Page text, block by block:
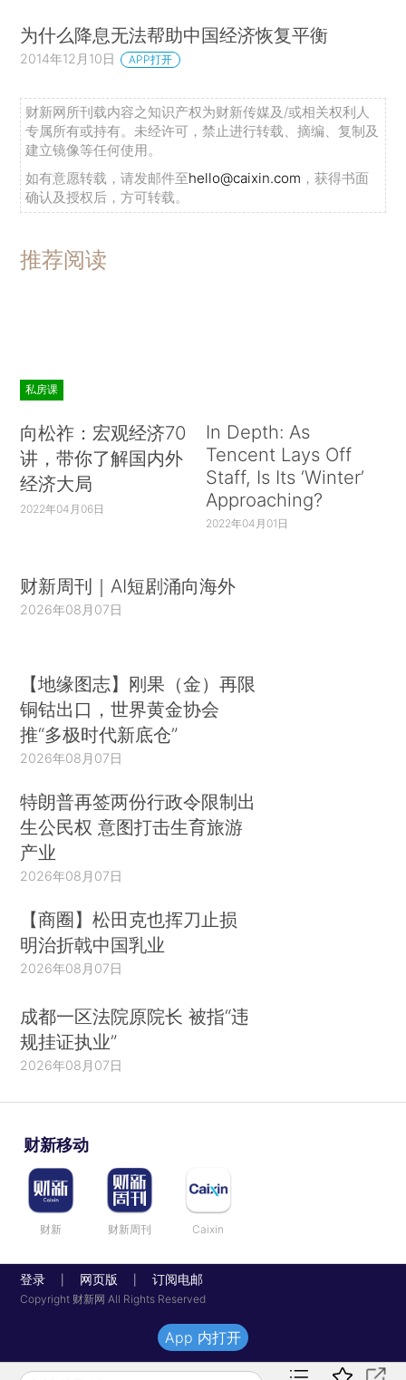
为什么降息无法帮助中国经济恢复平衡
2014年12月10日 APP打开
财新网所刊载内容之知识产权为财新传媒及/或相关权利人
专属所有或持有。未经许可，禁止进行转载、摘编、复制及
建立镜像等任何使用。
如有意愿转载，请发邮件至hello@caixin.com ，获得书面
确认及授权后，方可转载。
推荐阅读
私房课
向松祚：宏观经济70
讲，带你了解国内外
经济大局
2022年04月06日
In Depth: As
Tencent Lays Off
Staff, Is Its ‘Winter’
Approaching?
2022年04月01日
财新周刊｜AI短剧涌向海外
2026年08月07日
【地缘图志】刚果（金）再限
铜钴出口，世界黄金协会
推“多极时代新底仓”
2026年08月07日
特朗普再签两份行政令限制出
生公民权 意图打击生育旅游
产业
2026年08月07日
【商圈】松田克也挥刀止损
明治折戟中国乳业
2026年08月07日
成都一区法院原院长 被指“违
规挂证执业”
2026年08月07日
财新移动
财新 财新周刊 Caixin
登录 网页版 订阅电邮
Copyright 财新网 All Rights Reserved
App 内打开